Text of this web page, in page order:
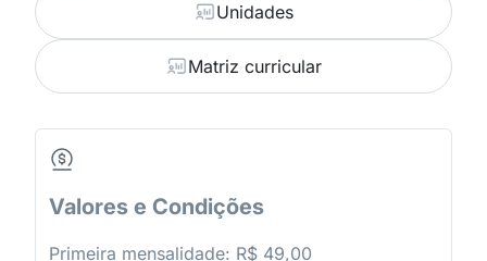
Unidades
Matriz curricular
Valores e Condições
Primeira mensalidade: R$ 49,00